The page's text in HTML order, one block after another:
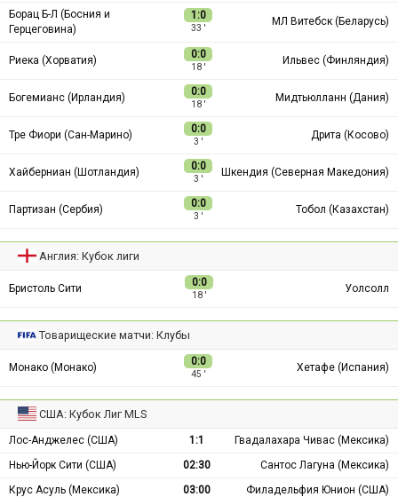
Борац Б-Л (Босния и
Герцеговина)
1:0
33 ′
МЛ Витебск (Беларусь)
Риека (Хорватия) 0:0
18 ′
Ильвес (Финляндия)
Богемианс (Ирландия) 0:0
18 ′
Мидтьюлланн (Дания)
Тре Фиори (Сан-Марино) 0:0
3 ′
Дрита (Косово)
Хайберниан (Шотландия) 0:0
3 ′
Шкендия (Северная Македония)
Партизан (Сербия) 0:0
3 ′
Тобол (Казахстан)
Англия: Кубок лиги
Бристоль Сити 0:0
18 ′
Уолсолл
Товарищеские матчи: Клубы
Монако (Монако) 0:0
45 ′
Хетафе (Испания)
США: Кубок Лиг MLS
Лос-Анджелес (США) 1:1
Гвадалахара Чивас (Мексика)
Нью-Йорк Сити (США)
02:30
Сантос Лагуна (Мексика)
Крус Асуль (Мексика)
03:00
Филадельфия Юнион (США)